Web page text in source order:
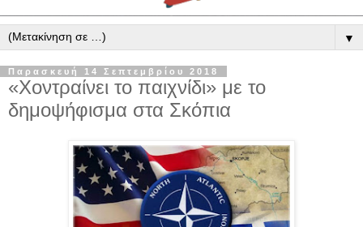
▼
Παρασκευή 14 Σεπτεμβρίου 2018
«Χοντραίνει το παιχνίδι» με το
δημοψήφισμα στα Σκόπια